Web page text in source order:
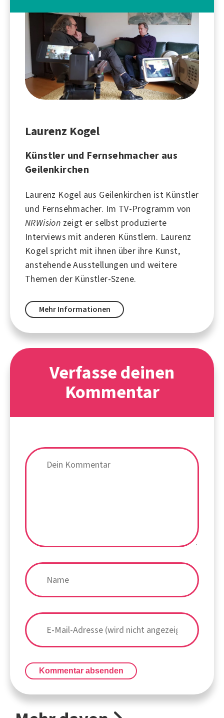
Laurenz Kogel
Künstler und Fernsehmacher aus
Geilenkirchen
Laurenz Kogel aus Geilenkirchen ist Künstler
und Fernsehmacher. Im TV-Programm von
NRWision zeigt er selbst produzierte
Interviews mit anderen Künstlern. Laurenz
Kogel spricht mit ihnen über ihre Kunst,
anstehende Ausstellungen und weitere
Themen der Künstler-Szene.
Mehr Informationen
Verfasse deinen
Kommentar
Kommentar absenden